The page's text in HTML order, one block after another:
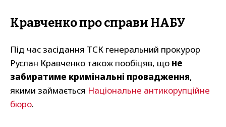
Кравченко про справи НАБУ
Під час засідання ТСК генеральний прокурор
Руслан Кравченко також пообіцяв, що не
забиратиме кримінальні провадження,
якими займається Національне антикорупційне
бюро.